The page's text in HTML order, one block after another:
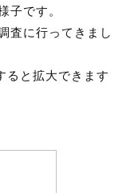
子です。
査に行ってきまし
と拡大できます